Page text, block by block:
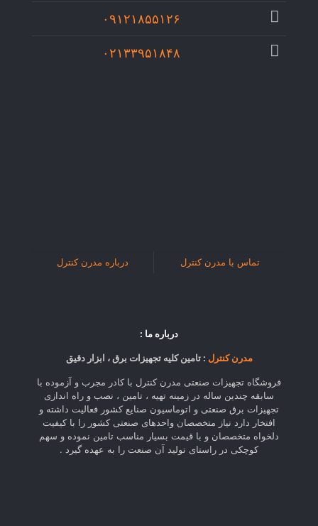
۰۹۱۲۱۸۵۵۱۲۶
۰۲۱۳۳۹۵۱۸۴۸
تماس با مدرن کنترل درباره مدرن کنترل
درباره ما :
مدرن کنترل : تامین کلیه تجهیزات برق ، ابزار دقیق
فروشگاه تجهیزات صنعتی مدرن کنترل با کادر مجرب و آزموده با
سابقه چندین ساله در زمینه تهیه ، تامین ، نصب و راه اندازی
تجهیزات برق صنعتی و اتوماسیون صنایع کشور فعالیت داشته و
افتخار دارد نیاز متخصصان واحدهای صنعتی کشور را با کیفیت
دلخواه متخصصان و با قیمت بسیار مناسب تامین نموده و سهم
کوچکی در راستای تولید آن صنعت را به عهده گیرد .